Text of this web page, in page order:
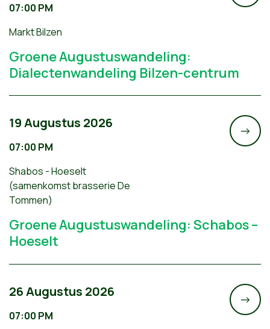
07:00 PM
Markt Bilzen
Groene Augustuswandeling:
Dialectenwandeling Bilzen-centrum
19 Augustus 2026
07:00 PM
Shabos - Hoeselt
(samenkomst brasserie De
Tommen)
Groene Augustuswandeling: Schabos –
Hoeselt
->
26 Augustus 2026
07:00 PM
->